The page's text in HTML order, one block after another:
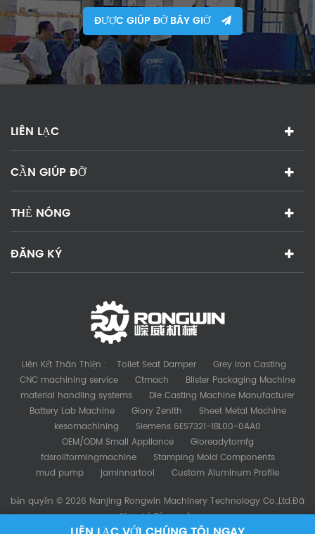
ĐƯỢC GIÚP ĐỠ BÂY GIỜ
LIÊN LẠC
CẦN GIÚP ĐỠ
THẺ NÓNG
ĐĂNG KÝ
Liên Kết Thân Thiện : Toilet Seat Damper
Grey Iron Casting
CNC machining service
Ctmach
Blister Packaging Machine
material handling systems
Die Casting Machine Manufacturer
Battery Lab Machine
Glory Zenith
Sheet Metal Machine
kesomachining
Siemens 6ES7321-1BL00-0AA0
OEM/ODM Small Appliance
Gloreadytomfg
fdsrollformingmachine
Stamping Mold Components
mud pump
jaminnartool Custom Aluminum Profile
bản quyền © 2026 Nanjing Rongwin Machinery Technology Co.,Ltd.Đã
đăng ký Bản quyền.